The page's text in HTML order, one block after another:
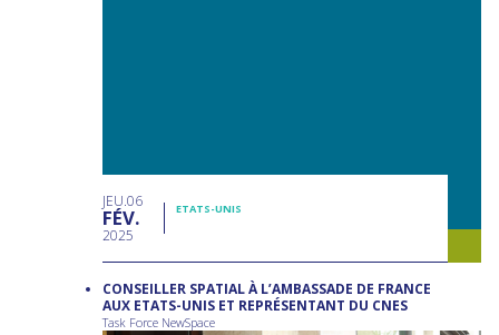
JEU 06
FÉV
2025
ETATS-UNIS
CONSEILLER SPATIAL À L’AMBASSADE DE FRANCE
AUX ETATS-UNIS ET REPRÉSENTANT DU CNES
Task Force NewSpace